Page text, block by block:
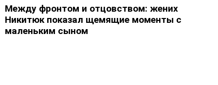
Между фронтом и отцовством: жених
Никитюк показал щемящие моменты с
маленьким сыном